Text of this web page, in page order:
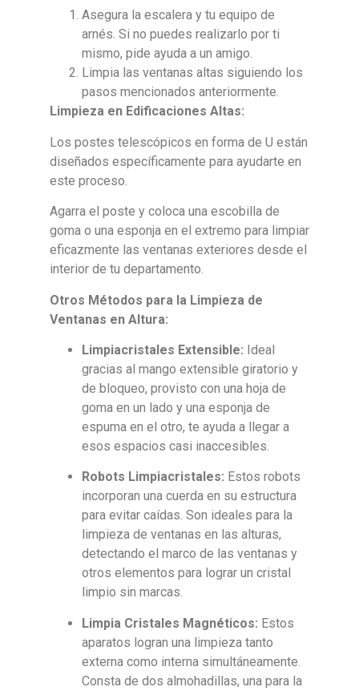
Asegura la escalera y tu equipo de
arnés. Si no puedes realizarlo por ti
mismo, pide ayuda a un amigo.
Limpia las ventanas altas siguiendo los
pasos mencionados anteriormente.
Limpieza en Edificaciones Altas:
Los postes telescópicos en forma de U están
diseñados específicamente para ayudarte en
este proceso.
Agarra el poste y coloca una escobilla de
goma o una esponja en el extremo para limpiar
eficazmente las ventanas exteriores desde el
interior de tu departamento.
Otros Métodos para la Limpieza de
Ventanas en Altura:
Limpiacristales Extensible: Ideal
gracias al mango extensible giratorio y
de bloqueo, provisto con una hoja de
goma en un lado y una esponja de
espuma en el otro, te ayuda a llegar a
esos espacios casi inaccesibles.
Robots Limpiacristales: Estos robots
incorporan una cuerda en su estructura
para evitar caídas. Son ideales para la
limpieza de ventanas en las alturas,
detectando el marco de las ventanas y
otros elementos para lograr un cristal
limpio sin marcas.
Limpia Cristales Magnéticos: Estos
aparatos logran una limpieza tanto
externa como interna simultáneamente.
Consta de dos almohadillas, una para la